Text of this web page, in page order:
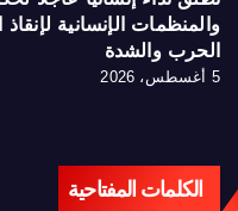
والمنظمات الإنسانية
الحرب والشدة
5 أغسطس، 2026
الكلمات المفتاحية